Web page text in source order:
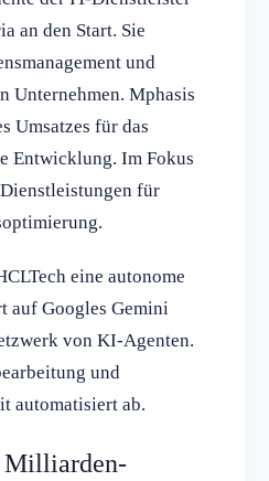
an den Start. Sie
und
Unternehmen. Mphasis
Umsatzes für das
Entwicklung. Im Fokus
für
eine autonome
auf Googles Gemini
von KI-Agenten.
und
automatisiert ab.
Milliarden-